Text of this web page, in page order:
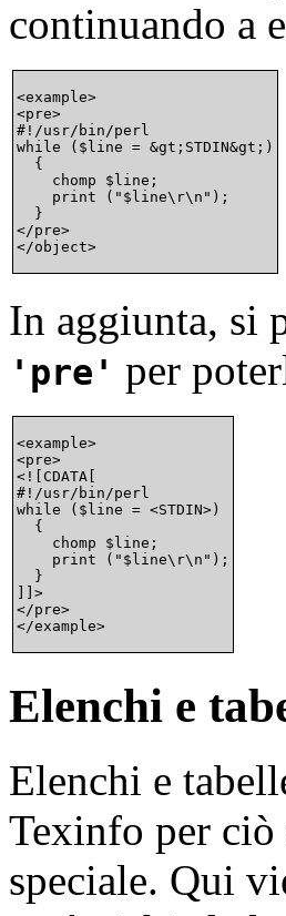
continuando a
<example>
<pre>
#!/usr/bin/perl
while ($line = &gt;STDIN&gt;)
  {
    chomp $line;
    print ("$line\r\n");
  }
</pre>
In aggiunta, si
pre per
<example>
<pre>
<![CDATA[
#!/usr/bin/perl
while ($line = <STDIN>)
  {
    chomp $line;
    print ("$line\r\n");
  }
]]>
</pre>
Elenchi e
Elenchi e
Texinfo per ciò
speciale. Qui